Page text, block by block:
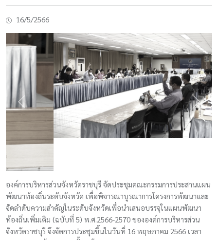
16/5/2566
Previous Next
ท้องถิ่นเพิ่มเติม (ฉบับที่ 5) พ.ศ.2566-2570 ขององค์การบริหารส่วน
จังหวัดราชบุรี จึงจัดการประชุมขึ้นในวันที่ 16 พฤษภาคม 2566 เวลา
10.00 น. ณ ห้องประชุมชั้น 4 โดย
นายวิวัฒน์ นิติกาญจนา นายกองค์การบริหารส่วนจังหวัดราชบุรี เป็น
ประธานการประชุม พร้อมด้วย